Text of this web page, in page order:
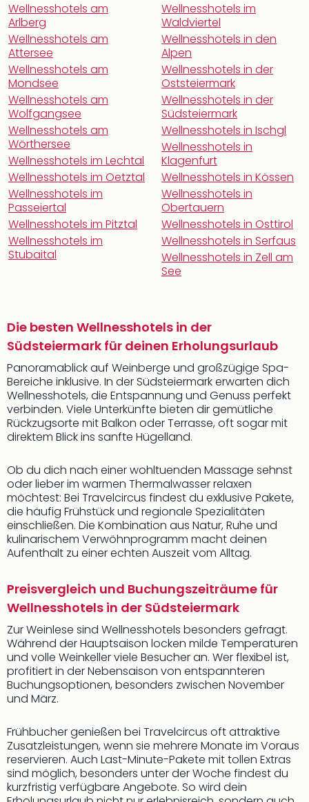
Wellnesshotels am
Arlberg
Wellnesshotels am
Attersee
Wellnesshotels am
Mondsee
Wellnesshotels am
Wolfgangsee
Wellnesshotels am
Wörthersee
Wellnesshotels im Lechtal
Wellnesshotels im Oetztal
Wellnesshotels im
Passeiertal
Wellnesshotels im Pitztal
Wellnesshotels im
Stubaital
Wellnesshotels im
Waldviertel
Wellnesshotels in den
Alpen
Wellnesshotels in der
Oststeiermark
Wellnesshotels in der
Südsteiermark
Wellnesshotels in Ischgl
Wellnesshotels in
Klagenfurt
Wellnesshotels in Kössen
Wellnesshotels in
Obertauern
Wellnesshotels in Osttirol
Wellnesshotels in Serfaus
Wellnesshotels in Zell am
See
Die besten Wellnesshotels in der
Südsteiermark für deinen Erholungsurlaub
Panoramablick auf Weinberge und großzügige Spa-
Bereiche inklusive. In der Südsteiermark erwarten dich
Wellnesshotels, die Entspannung und Genuss perfekt
verbinden. Viele Unterkünfte bieten dir gemütliche
Rückzugsorte mit Balkon oder Terrasse, oft sogar mit
direktem Blick ins sanfte Hügelland.
Ob du dich nach einer wohltuenden Massage sehnst
oder lieber im warmen Thermalwasser relaxen
möchtest: Bei Travelcircus findest du exklusive Pakete,
die häufig Frühstück und regionale Spezialitäten
einschließen. Die Kombination aus Natur, Ruhe und
kulinarischem Verwöhnprogramm macht deinen
Aufenthalt zu einer echten Auszeit vom Alltag.
Preisvergleich und Buchungszeiträume für
Wellnesshotels in der Südsteiermark
Zur Weinlese sind Wellnesshotels besonders gefragt.
Während der Hauptsaison locken milde Temperaturen
und volle Weinkeller viele Besucher an. Wer flexibel ist,
profitiert in der Nebensaison von entspannteren
Buchungsoptionen, besonders zwischen November
und März.
Frühbucher genießen bei Travelcircus oft attraktive
Zusatzleistungen, wenn sie mehrere Monate im Voraus
reservieren. Auch Last-Minute-Pakete mit tollen Extras
sind möglich, besonders unter der Woche findest du
kurzfristig verfügbare Angebote. So wird dein